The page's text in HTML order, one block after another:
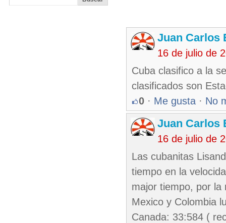
Juan Carlos
16 de julio de
Cuba clasifico a la
clasificados son
0 · Me gusta · No
Juan Carlos
16 de julio de
Las cubanitas
tiempo en la
major tiempo, por la
Mexico y Colombia
Canada: 33:584 (